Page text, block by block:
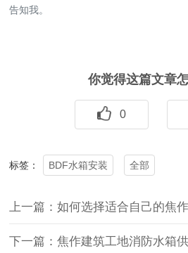
告知我。
你觉得这篇文章
0
标签： BDF水箱安装 全部
上一篇：如何选择适合自己的焦